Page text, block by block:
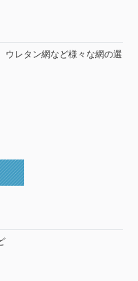
ウレタン網など様々な網の選